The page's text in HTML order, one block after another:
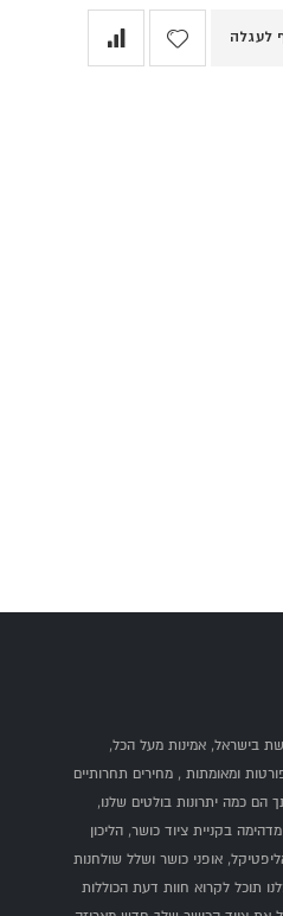
לעגלה
בישראל, אמינות מעל הכל,
ומאומתות , מחירים תחרותיים
הם כמה יתרונות בולטים שלנו,
בקניית ציוד כושר, הליכון
אופני כושר ושלל שולחנות
תוכל לקרוא חוות דעת הכוללות